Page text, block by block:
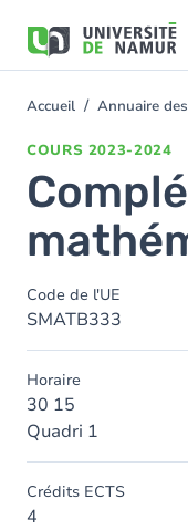
contenu
You
Accueil Annuaire
COURS 2023-2024
Code de l'UE
SMATB333
Horaire
30 15
Quadri 1
Crédits ECTS
4